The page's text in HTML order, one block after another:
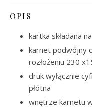
OPIS
kartka składana
karnet podwójny
rozłożeniu 230
druk wyłącznie
płótna
wnętrze karnetu